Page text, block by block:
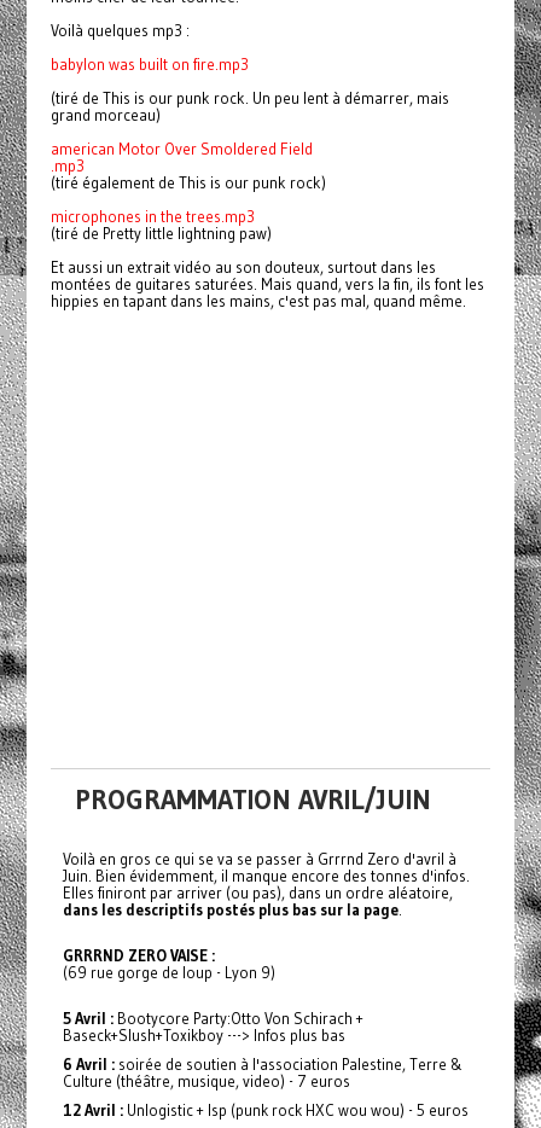
Voilà quelques mp3 :
babylon was built on fire.mp3
(tiré de This is our punk rock. Un peu lent à démarrer, mais
grand morceau)
american Motor Over Smoldered Field
.mp3
(tiré également de This is our punk rock)
microphones in the trees.mp3
(tiré de Pretty little lightning paw)
Et aussi un extrait vidéo au son douteux, surtout dans les
montées de guitares saturées. Mais quand, vers la fin, ils font les
hippies en tapant dans les mains, c'est pas mal, quand même.
PROGRAMMATION AVRIL/JUIN
Voilà en gros ce qui se va se passer à Grrrnd Zero d'avril à
Juin. Bien évidemment, il manque encore des tonnes d'infos.
Elles finiront par arriver (ou pas), dans un ordre aléatoire,
dans les descriptifs postés plus bas sur la page.
GRRRND ZERO VAISE :
(69 rue gorge de loup - Lyon 9)
5 Avril :Bootycore Party:Otto Von Schirach +
Baseck+Slush+Toxikboy ---> Infos plus bas
6 Avril :soirée de soutien à l'association Palestine, Terre &
Culture (théâtre, musique, video) - 7 euros
12 Avril :Unlogistic + Isp (punk rock HXC wou wou) - 5 euros